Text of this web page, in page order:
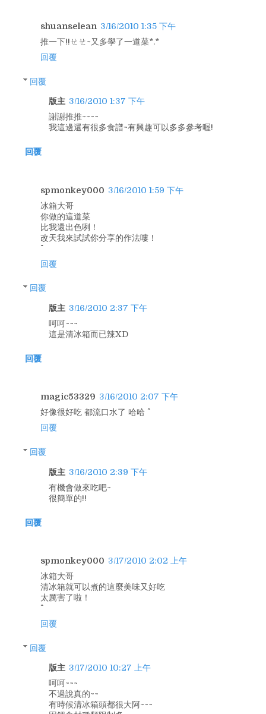
shuanselean 3/16/2010 1:35 下午
推一下!!ㄝㄝ~又多學了一道菜*.*
回覆
回覆
版主 3/16/2010 1:37 下午
謝謝推推~~~~
我這邊還有很多食譜~有興趣可以多多參考喔!
回覆
spmonkey000 3/16/2010 1:59 下午
冰箱大哥
你做的這道菜
比我還出色咧！
改天我來試試你分享的作法嘍！
回覆
回覆
版主 3/16/2010 2:37 下午
呵呵~~~
這是清冰箱而已辣XD
回覆
magic53329 3/16/2010 2:07 下午
好像很好吃 都流口水了 哈哈 ^^
回覆
回覆
版主 3/16/2010 2:39 下午
有機會做來吃吧~
很簡單的!!
回覆
spmonkey000 3/17/2010 2:02 上午
冰箱大哥
清冰箱就可以煮的這麼美味又好吃
太厲害了啦！
回覆
回覆
版主 3/17/2010 10:27 上午
呵呵~~~
不過說真的~~
有時候清冰箱頭都很大阿~~~